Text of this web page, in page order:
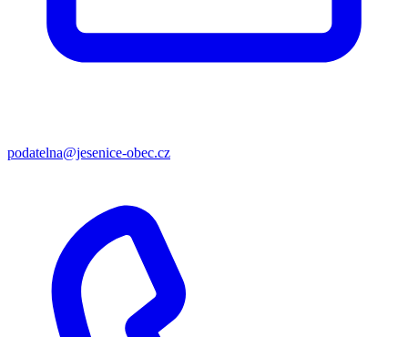
podatelna@jesenice-obec.cz